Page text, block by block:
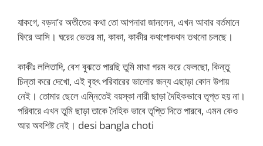
যাকগে, বড়দা’র অতীতের কথা তো আপনারা জানলেন, এখন আবার বর্তমানে
ফিরে আসি। ঘরের ভেতর মা, কাকা, কাকীর কথপোকথন তখনো চলছে।
কাকীঃ ললিতাদি, বেশ বুঝতে পারছি তুমি মাথা গরম করে ফেলছো, কিন্তু
চিন্তা করে দেখো, এই বৃহৎ পরিবারের ভালোর জন্য এছাড়া কোন উপায়
নেই। তোমার ছেলে এম্নিতেই বয়স্কা নারী ছাড়া দৈহিকভাবে তৃপ্ত হয় না।
পরিবারে এখন তুমি ছাড়া তাকে দৈহিক ভাবে তৃপ্তি দিতে পারবে, এমন কেও
আর অবশিষ্ট নেই। desi bangla choti